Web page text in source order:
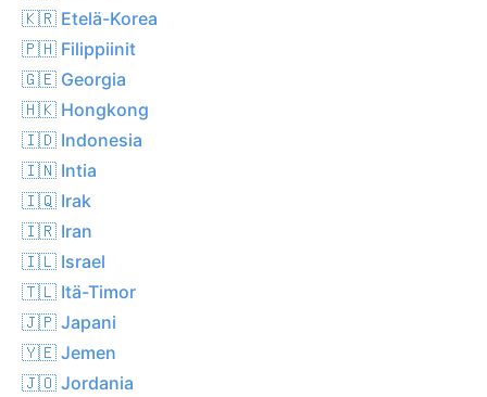
🇰🇷 Etelä-Korea
🇵🇭 Filippiinit
🇬🇪 Georgia
🇭🇰 Hongkong
🇮🇩 Indonesia
🇮🇳 Intia
🇮🇶 Irak
🇮🇷 Iran
🇮🇱 Israel
🇹🇱 Itä-Timor
🇯🇵 Japani
🇾🇪 Jemen
🇯🇴 Jordania